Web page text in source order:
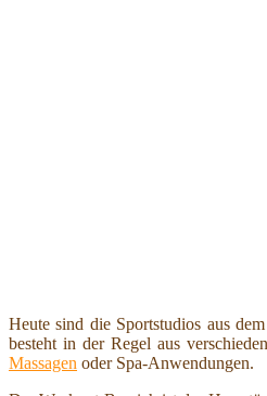
Heute sind die Sportstudios aus
besteht in der Regel aus
Massagen oder Spa-Anwendungen.